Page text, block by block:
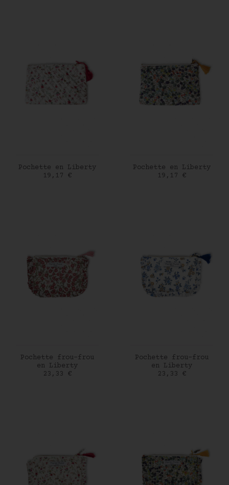
AJOUTER AU PANIER
Pochette en Liberty
Prix
19,17 €
AJOUTER AU PANIER
Pochette en Liberty
Prix
19,17 €
AJOUTER AU PANIER
Pochette frou-frou
en Liberty
Prix
23,33 €
AJOUTER AU PANIER
Pochette frou-frou
en Liberty
Prix
23,33 €